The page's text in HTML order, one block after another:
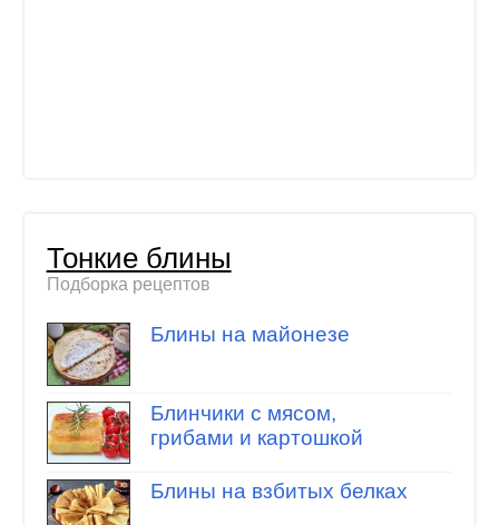
Тонкие блины
Подборка рецептов
Блины на майонезе
Блинчики с мясом,
грибами и картошкой
Блины на взбитых белках